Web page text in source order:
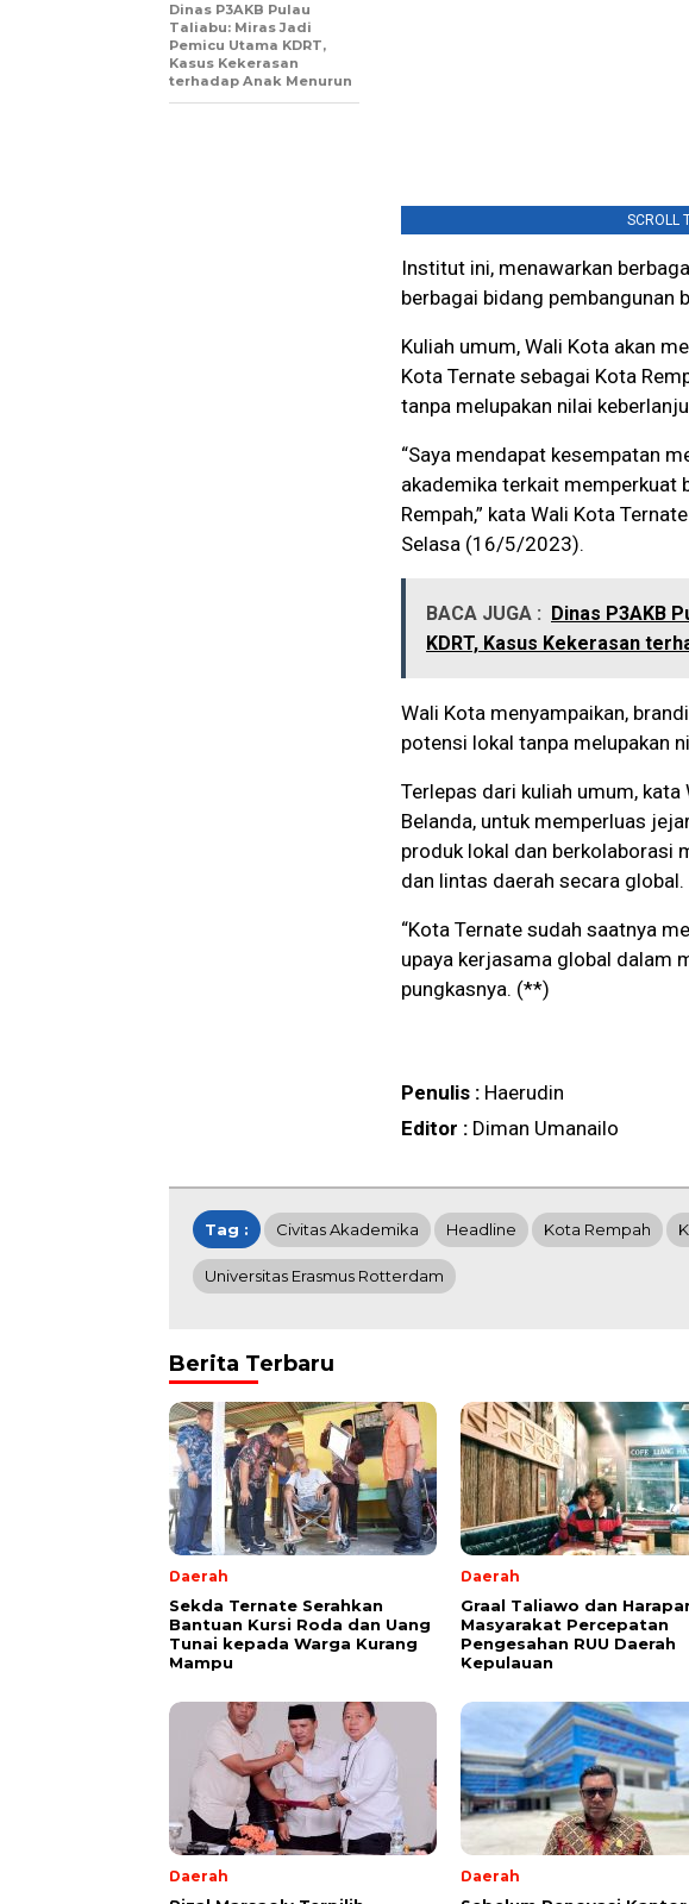
SCROLL
Institut ini, menawarkan
berbagai bidang pembangunan
Kuliah umum, Wali Kota akan
Kota Ternate sebagai Kota
tanpa melupakan nilai
“Saya mendapat kesempatan
akademika terkait memperkuat
Rempah,” kata Wali Kota
Selasa (16/5/2023).
BACA JUGA :
Dinas P3AKB
KDRT, Kasus Kekerasan
Wali Kota menyampaikan,
potensi lokal tanpa melupakan
Terlepas dari kuliah umum,
Belanda, untuk memperluas
produk lokal dan berkolaborasi
dan lintas daerah secara global.
“Kota Ternate sudah saatnya
upaya kerjasama global dalam
pungkasnya. (**)
Penulis : Haerudin
Editor : Diman Umanailo
Dinas P3AKB Pulau
Taliabu: Miras Jadi
Pemicu Utama KDRT,
Kasus Kekerasan
terhadap Anak Menurun
Tag : Civitas Akademika Headline Kota Rempah
Universitas Erasmus Rotterdam
Berita Terbaru
Daerah
Sekda Ternate Serahkan
Bantuan Kursi Roda dan Uang
Tunai kepada Warga Kurang
Mampu
Daerah
Graal Taliawo dan
Masyarakat Percepatan
Pengesahan RUU Daerah
Kepulauan
Daerah Daerah